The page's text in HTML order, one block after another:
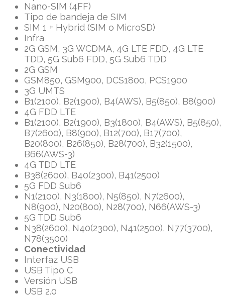
Nano-SIM (4FF)
Tipo de bandeja de SIM
SIM 1 + Hybrid (SIM o MicroSD)
Infra
2G GSM, 3G WCDMA, 4G LTE FDD, 4G LTE
TDD, 5G Sub6 FDD, 5G Sub6 TDD
2G GSM
GSM850, GSM900, DCS1800, PCS1900
3G UMTS
B1(2100), B2(1900), B4(AWS), B5(850), B8(900)
4G FDD LTE
B1(2100), B2(1900), B3(1800), B4(AWS), B5(850),
B7(2600), B8(900), B12(700), B17(700),
B20(800), B26(850), B28(700), B32(1500),
B66(AWS-3)
4G TDD LTE
B38(2600), B40(2300), B41(2500)
5G FDD Sub6
N1(2100), N3(1800), N5(850), N7(2600),
N8(900), N20(800), N28(700), N66(AWS-3)
5G TDD Sub6
N38(2600), N40(2300), N41(2500), N77(3700),
N78(3500)
Conectividad
Interfaz USB
USB Tipo C
Versión USB
USB 2.0